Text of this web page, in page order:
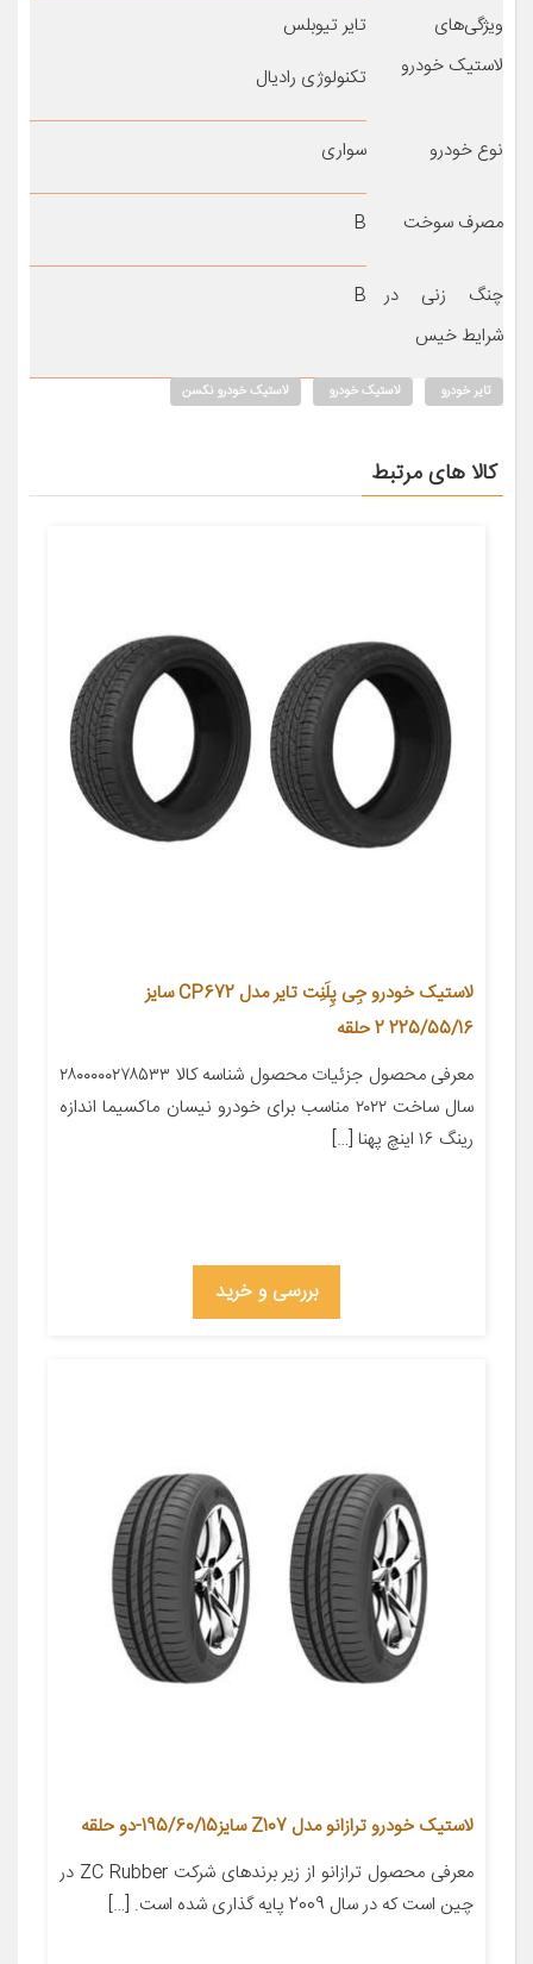
ویژگی‌های
لاستیک خودرو
تایر تیوبلس
تکنولوژی رادیال
نوع خودرو سواری
مصرف سوخت B
چنگ زنی در
شرایط خیس
B
تایر خودرو لاستیک خودرو لاستیک خودرو نکسن
کالا های مرتبط
لاستیک خودرو جِی‌ پِلَنِت تایر مدل CP672 سایز
225/55/16 2 حلقه
معرفی محصول جزئیات محصول شناسه کالا ۲۸۰۰۰۰۰۲۷۸۵۳۳
سال ساخت ۲۰۲۲ مناسب برای خودرو نیسان ماکسیما اندازه
رینگ ۱۶ اینچ پهنا […]
بررسی و خرید
لاستیک خودرو ترازانو مدل Z107 سایز195/60/15-دو حلقه
معرفی محصول ترازانو از زیر برندهای شرکت ZC Rubber در
چین است که در سال 2009 پایه گذاری شده است. […]